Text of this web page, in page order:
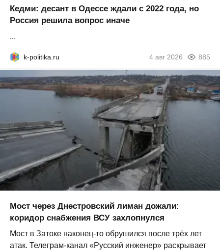
Кедми: десант в Одессе ждали с 2022 года, но
Россия решила вопрос иначе
...
k-politika.ru 4 авг 2026 885
Мост через Днестровский лиман дожали:
коридор снабжения ВСУ захлопнулся
Мост в Затоке наконец-то обрушился после трёх лет
атак. Телеграм-канал «Русский инженер» раскрывает